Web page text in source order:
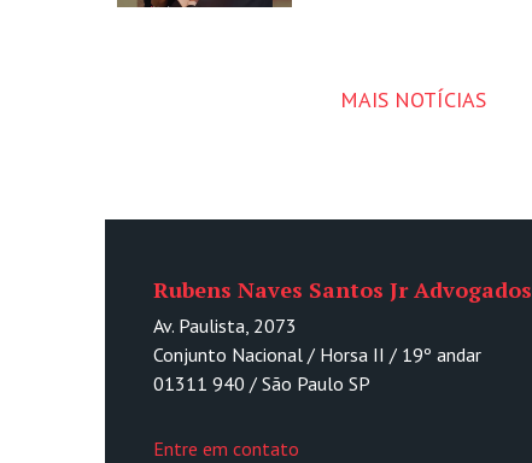
MAIS NOTÍCIAS
Rubens Naves Santos Jr Advogados
Av. Paulista, 2073
Conjunto Nacional / Horsa II / 19º andar
01311 940 / São Paulo SP
Entre em contato